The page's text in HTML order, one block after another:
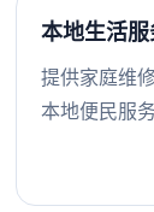
本地生活服
提供家庭维
本地便民服